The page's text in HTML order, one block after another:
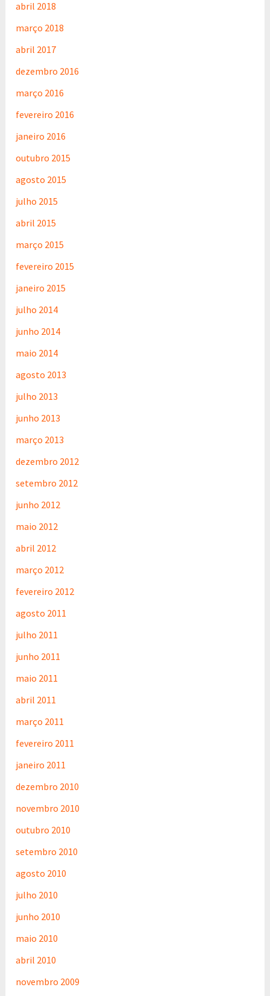
abril 2018
março 2018
abril 2017
dezembro 2016
março 2016
fevereiro 2016
janeiro 2016
outubro 2015
agosto 2015
julho 2015
abril 2015
março 2015
fevereiro 2015
janeiro 2015
julho 2014
junho 2014
maio 2014
agosto 2013
julho 2013
junho 2013
março 2013
dezembro 2012
setembro 2012
junho 2012
maio 2012
abril 2012
março 2012
fevereiro 2012
agosto 2011
julho 2011
junho 2011
maio 2011
abril 2011
março 2011
fevereiro 2011
janeiro 2011
dezembro 2010
novembro 2010
outubro 2010
setembro 2010
agosto 2010
julho 2010
junho 2010
maio 2010
abril 2010
novembro 2009